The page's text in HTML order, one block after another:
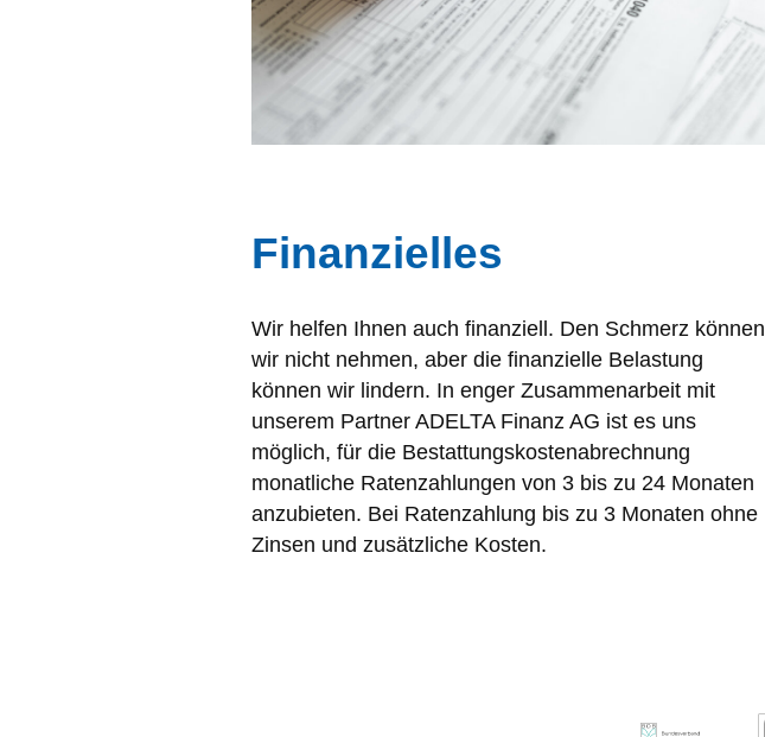
Finanzielles
Wir helfen Ihnen auch finanziell. Den Schmerz können
wir nicht nehmen, aber die finanzielle Belastung
können wir lindern. In enger Zusammenarbeit mit
unserem Partner ADELTA Finanz AG ist es uns
möglich, für die Bestattungskostenabrechnung
monatliche Ratenzahlungen von 3 bis zu 24 Monaten
anzubieten. Bei Ratenzahlung bis zu 3 Monaten ohne
Zinsen und zusätzliche Kosten.